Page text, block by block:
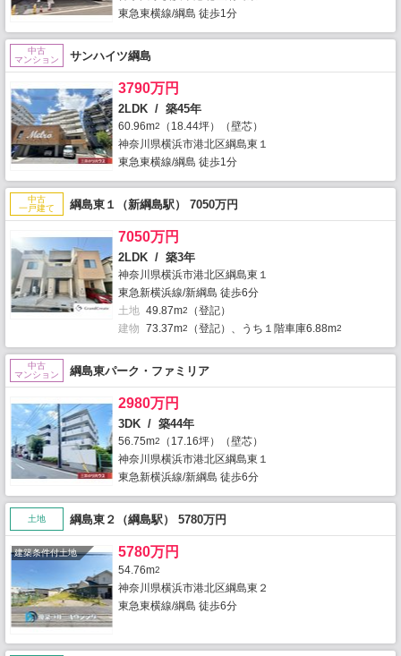
東急東横線/綱島 徒歩1分
中古
マンション
サンハイツ綱島
3790万円
2LDK / 築45年
60.96m2
（18.44坪）（壁芯）
神奈川県横浜市港北区綱島東１
東急東横線/綱島 徒歩1分
中古
一戸建て
綱島東１（新綱島駅） 7050万円
7050万円
2LDK / 築3年
神奈川県横浜市港北区綱島東１
東急新横浜線/新綱島 徒歩6分
土地 49.87m2
（登記）
建物 73.37m2 （登記）、うち１階車庫6.88m2
中古
マンション
綱島東パーク・ファミリア
2980万円
3DK / 築44年
56.75m2
（17.16坪）（壁芯）
神奈川県横浜市港北区綱島東１
東急新横浜線/新綱島 徒歩6分
土地 綱島東２（綱島駅） 5780万円
建築条件付土地 5780万円
54.76m2
神奈川県横浜市港北区綱島東２
東急東横線/綱島 徒歩6分